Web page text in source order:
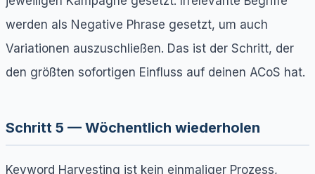
werden als Negative Phrase gesetzt, um auch
Variationen auszuschließen. Das ist der Schritt, der
den größten sofortigen Einfluss auf deinen ACoS hat.
Schritt 5 — Wöchentlich wiederholen
Keyword Harvesting ist kein einmaliger Prozess,